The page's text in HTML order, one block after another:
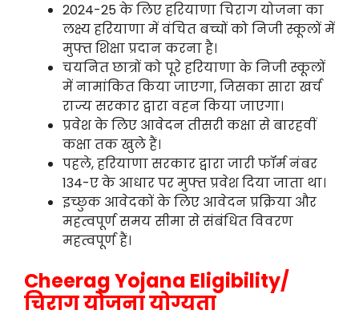
2024-25 के लिए हरियाणा चिराग योजना का
लक्ष्य हरियाणा में वंचित बच्चों को निजी स्कूलों में
मुफ्त शिक्षा प्रदान करना है।
चयनित छात्रों को पूरे हरियाणा के निजी स्कूलों
में नामांकित किया जाएगा, जिसका सारा खर्च
राज्य सरकार द्वारा वहन किया जाएगा।
प्रवेश के लिए आवेदन तीसरी कक्षा से बारहवीं
कक्षा तक खुले हैं।
पहले, हरियाणा सरकार द्वारा जारी फॉर्म नंबर
134-ए के आधार पर मुफ्त प्रवेश दिया जाता था।
इच्छुक आवेदकों के लिए आवेदन प्रक्रिया और
महत्वपूर्ण समय सीमा से संबंधित विवरण
महत्वपूर्ण हैं।
Cheerag Yojana Eligibility/
चिराग योजना योग्यता